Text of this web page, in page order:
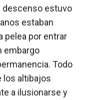
descenso estuvo
estaban
pelea por entrar
embargo
Todo
los altibajos
a ilusionarse y